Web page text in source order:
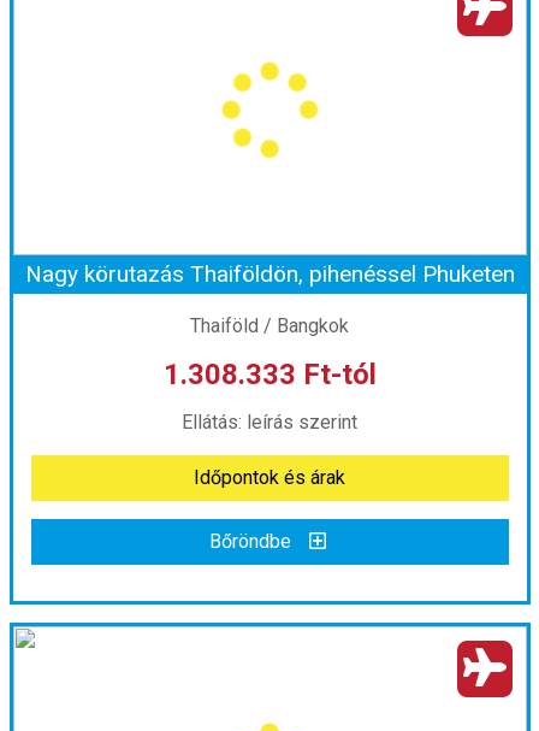
Nagy körutazás Thaiföldön, pihenéssel Phuketen
Thaiföld / Bangkok
1.308.333 Ft-tól
Ellátás: leírás szerint
Időpontok és árak
Bőröndbe
Nagy körutazás Thaiföldön, pihenéssel Phuketen